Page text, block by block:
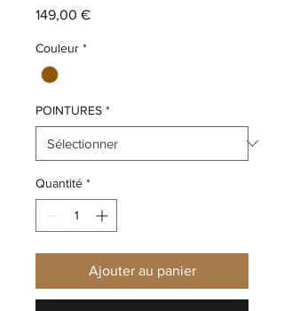
149,00 €Prix
Couleur *
POINTURES *
Quantité *
Ajouter au panier